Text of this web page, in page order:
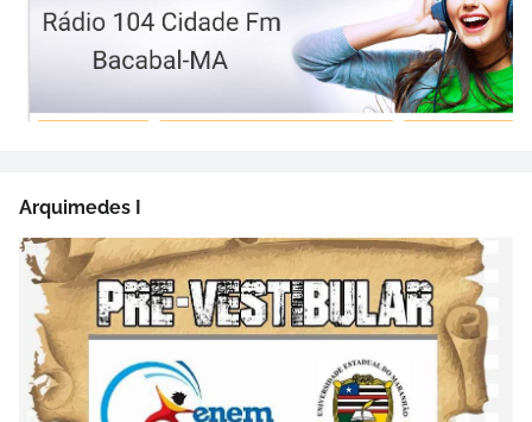
Arquimedes I